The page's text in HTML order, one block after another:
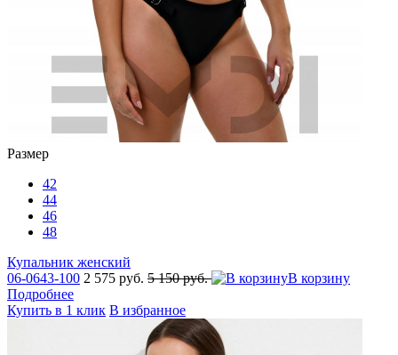
Размер
42
44
46
48
Купальник женский
06-0643-100 2 575 руб. 5 150 руб.
В корзину
Подробнее
Купить в 1 клик В избранное